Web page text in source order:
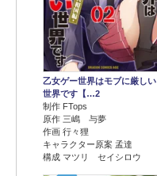
乙女ゲー世界はモブに厳しい
世界です【…2
制作 FTops
原作 三嶋 与夢
作画 行々狸
キャラクター原案 孟達
構成 マツリ セイシロウ